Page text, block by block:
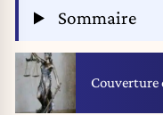
Sommaire
Couverture